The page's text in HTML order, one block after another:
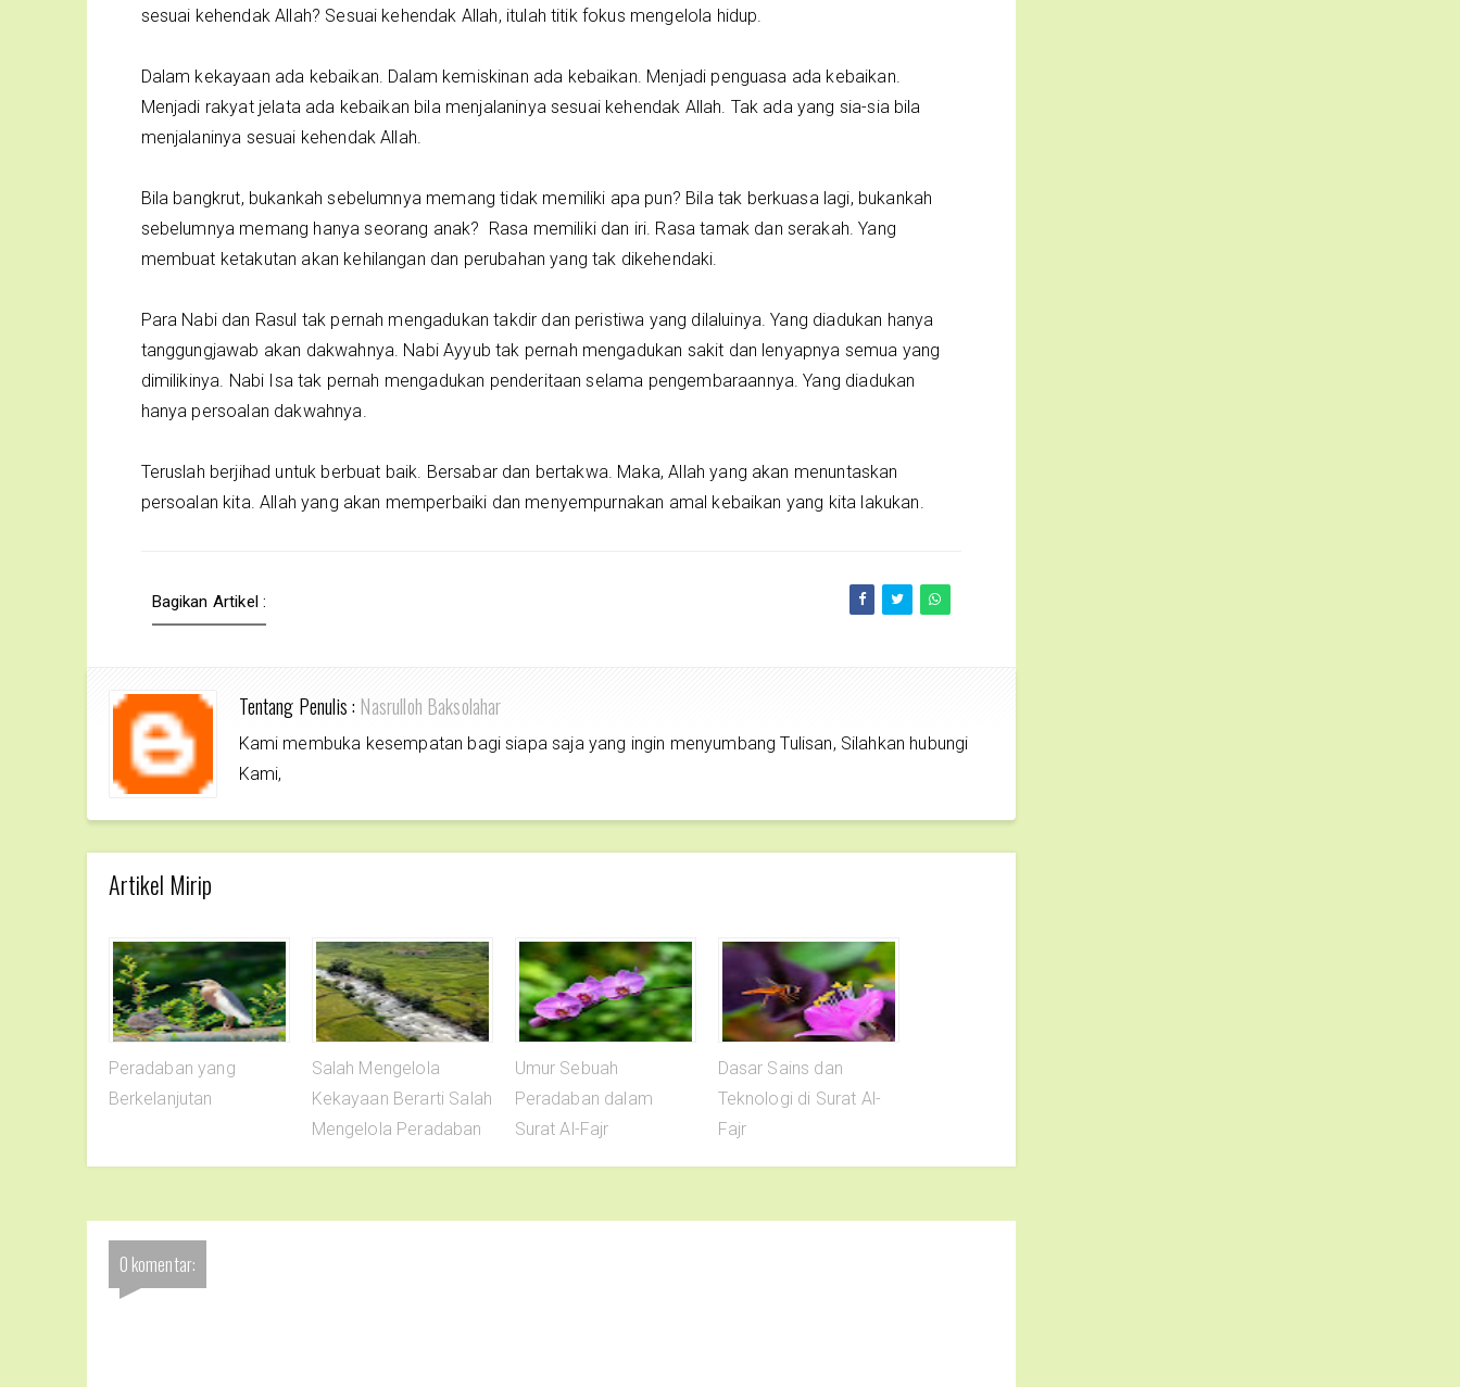
sesuai kehendak Allah? Sesuai kehendak Allah, itulah titik fokus mengelola hidup.
Dalam kekayaan ada kebaikan. Dalam kemiskinan ada kebaikan. Menjadi penguasa ada kebaikan.
Menjadi rakyat jelata ada kebaikan bila menjalaninya sesuai kehendak Allah. Tak ada yang sia-sia bila
menjalaninya sesuai kehendak Allah.
Bila bangkrut, bukankah sebelumnya memang tidak memiliki apa pun? Bila tak berkuasa lagi, bukankah
sebelumnya memang hanya seorang anak? Rasa memiliki dan iri. Rasa tamak dan serakah. Yang
membuat ketakutan akan kehilangan dan perubahan yang tak dikehendaki.
Para Nabi dan Rasul tak pernah mengadukan takdir dan peristiwa yang dilaluinya. Yang diadukan hanya
tanggungjawab akan dakwahnya. Nabi Ayyub tak pernah mengadukan sakit dan lenyapnya semua yang
dimilikinya. Nabi Isa tak pernah mengadukan penderitaan selama pengembaraannya. Yang diadukan
hanya persoalan dakwahnya.
Teruslah berjihad untuk berbuat baik. Bersabar dan bertakwa. Maka, Allah yang akan menuntaskan
persoalan kita. Allah yang akan memperbaiki dan menyempurnakan amal kebaikan yang kita lakukan.
Bagikan Artikel :
Tentang Penulis : Nasrulloh Baksolahar
Kami membuka kesempatan bagi siapa saja yang ingin menyumbang Tulisan, Silahkan hubungi
Kami,
Artikel Mirip
Peradaban yang
Berkelanjutan
Salah Mengelola
Kekayaan Berarti Salah
Mengelola Peradaban
Umur Sebuah
Peradaban dalam
Surat Al-Fajr
Dasar Sains dan
Teknologi di Surat Al-
Fajr
0 komentar: